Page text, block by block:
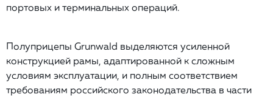
портовых и терминальных операций.
Полуприцепы Grunwald выделяются усиленной
конструкцией рамы, адаптированной к сложным
условиям эксплуатации, и полным соответствием
требованиям российского законодательства в части